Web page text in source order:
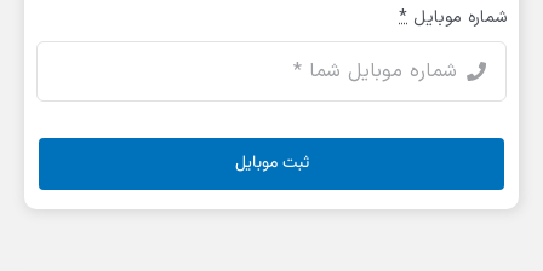
شماره موبایل *
ثبت موبایل